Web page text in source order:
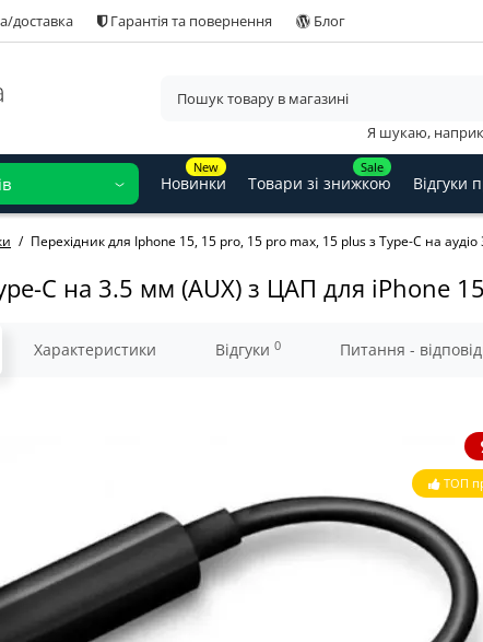
доставка Гарантія та повернення Блог
Я шукаю,
New
Новинки
Sale
Товари зі знижкою Відгуки
Перехідник для Iphone 15, 15 pro, 15 pro max, 15 plus з Type-C на
C на 3.5 мм (AUX) з ЦАП для iPhone
Характеристики Відгуки 0 Питання -
ТОП